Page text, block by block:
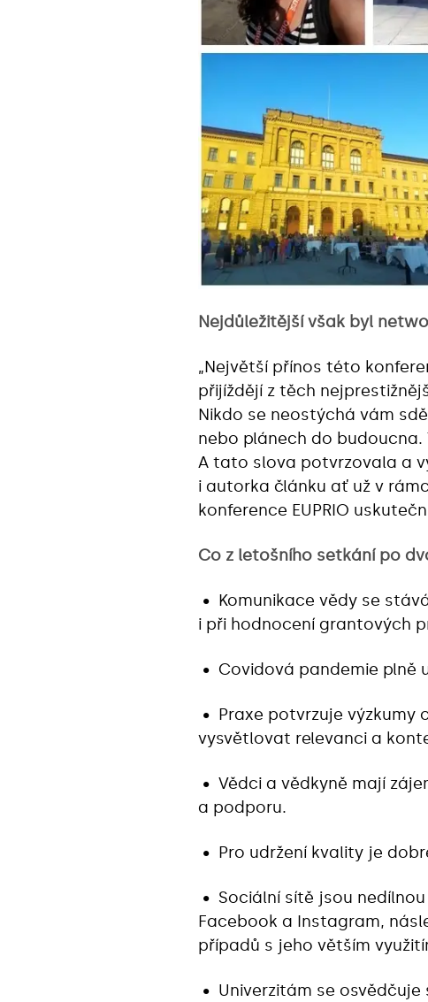
Nejdůležitější však byl
„Největší přínos této
přijíždějí z těch
Nikdo se neostýchá vám
nebo plánech do budoucna.
A tato slova potvrzovala a
i autorka článku ať už v
konference EUPRIO
Co z letošního setkání po
• Komunikace vědy se
i při hodnocení grantových
• Covidová pandemie plně
• Praxe potvrzuje výzkumy
vysvětlovat relevanci a
• Vědci a vědkyně mají
a podporu.
• Pro udržení kvality je
• Sociální sítě jsou
Facebook a Instagram,
případů s jeho větším
• Univerzitám se